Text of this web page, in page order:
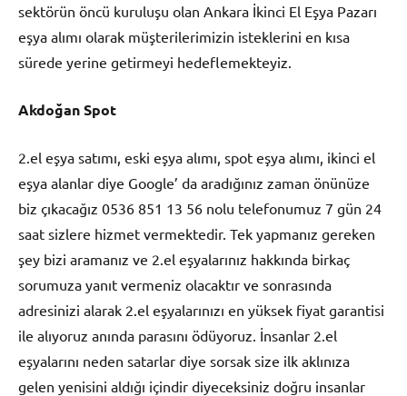
sektörün öncü kuruluşu olan Ankara İkinci El Eşya Pazarı
eşya alımı olarak müşterilerimizin isteklerini en kısa
sürede yerine getirmeyi hedeflemekteyiz.
Akdoğan Spot
2.el eşya satımı, eski eşya alımı, spot eşya alımı, ikinci el
eşya alanlar diye Google’ da aradığınız zaman önünüze
biz çıkacağız 0536 851 13 56 nolu telefonumuz 7 gün 24
saat sizlere hizmet vermektedir. Tek yapmanız gereken
şey bizi aramanız ve 2.el eşyalarınız hakkında birkaç
sorumuza yanıt vermeniz olacaktır ve sonrasında
adresinizi alarak 2.el eşyalarınızı en yüksek fiyat garantisi
ile alıyoruz anında parasını ödüyoruz. İnsanlar 2.el
eşyalarını neden satarlar diye sorsak size ilk aklınıza
gelen yenisini aldığı içindir diyeceksiniz doğru insanlar